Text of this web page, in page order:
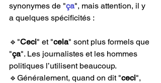
synonymes de "ça", mais attention, il y
a quelques spécificités :
🔹"Ceci" et "cela" sont plus formels que
"ça". Les journalistes et les hommes
politiques l’utilisent beaucoup.
🔹Généralement, quand on dit "ceci",